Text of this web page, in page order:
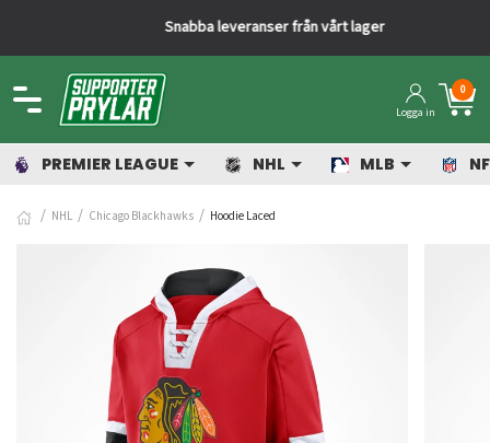
Snabba leveranser från vårt lager
Logga in
0
PREMIER LEAGUE NHL MLB
NHL Chicago Blackhawks Hoodie Laced